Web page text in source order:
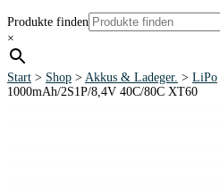
Produkte finden
×
Start > Shop > Akkus & Ladeger. > LiPo
1000mAh/2S1P/8,4V 40C/80C XT60